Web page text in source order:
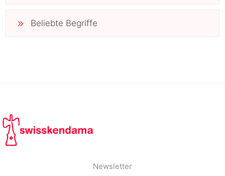
Beliebte Begriffe
Newsletter